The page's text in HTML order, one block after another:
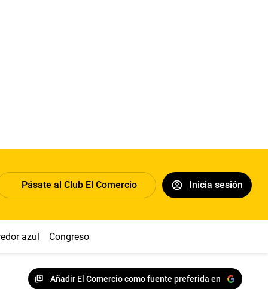
Pásate al Club El Comercio Inicia sesión
azul Congreso
Añadir El Comercio como fuente preferida en